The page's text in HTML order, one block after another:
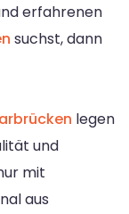
erfahrenen
suchst, dann
legen
und
mit
aus